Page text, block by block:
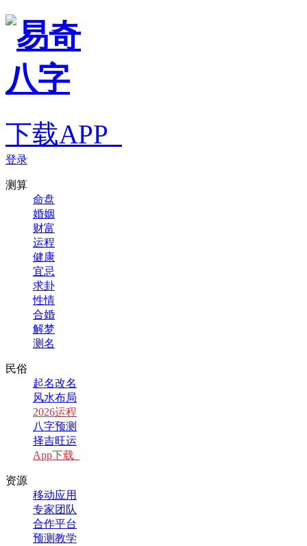
下载APP
登录
测算
命盘
婚姻
财富
运程
健康
宜忌
求卦
性情
合婚
解梦
测名
民俗
起名改名
风水布局
2026运程
八字预测
择吉旺运
App下载
资源
移动应用
专家团队
合作平台
预测教学